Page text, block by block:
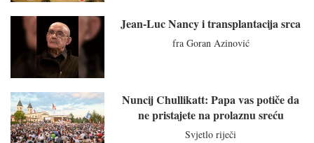
Jean-Luc Nancy i transplantacija srca
fra Goran Azinović
Nuncij Chullikatt: Papa vas potiče da
ne pristajete na prolaznu sreću
Svjetlo riječi